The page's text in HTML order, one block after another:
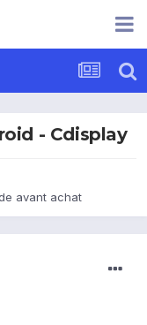
- Cdisplay
avant achat